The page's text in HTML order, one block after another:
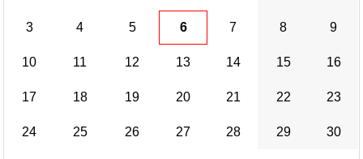
3 4 5 6 7 8 9
10 11 12 13 14 15 16
17 18 19 20 21 22 23
24 25 26 27 28 29 30